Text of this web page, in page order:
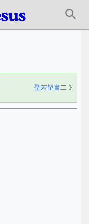
聖若望書二 》